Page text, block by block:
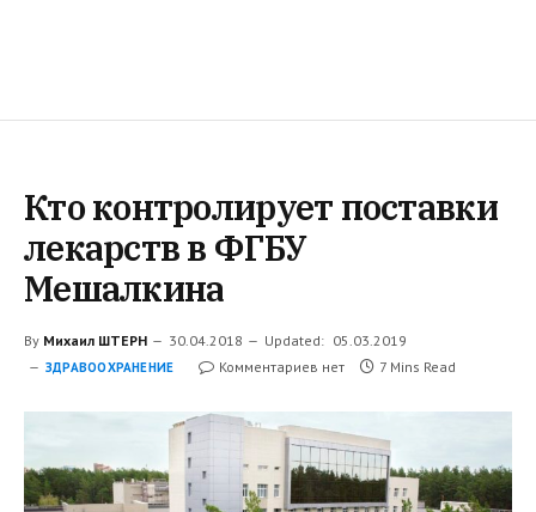
Кто контролирует поставки
лекарств в ФГБУ
Мешалкина
By Михаил ШТЕРН 30.04.2018 Updated: 05.03.2019
ЗДРАВООХРАНЕНИЕ Комментариев нет 7 Mins Read